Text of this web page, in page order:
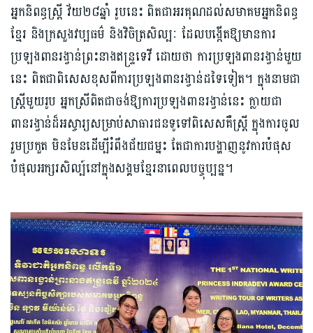
អ្នកនិពន្ធស្រ្តី វ័យ២៨ឆ្នាំ រូបនេះ ពិតជា​អរគុណ​ដល់​សមាគម​អ្នកនិពន្ធ
ខ្មែរ និង​ក្រសួងវប្បធម៌ និង​វិចិត្រ​សិល្បៈ ដែល​បង្កើត​ឱ្យ​មានការ​
ប្រឡងពានរង្វាន់​ព្រះនាងឥន្រ្ទទេវី ដោយថា ការប្រឡងពានរង្វាន់មួយ
នេះ ពិតជាពិសេសខុសពីការប្រឡងពានរង្វាន់ដទៃទៀត។ ក្នុងនាមជា
ស្ត្រីមួយរូប អ្នកស្រីពិតជាចង់ឱ្យការប្រឡងពានរង្វាន់នេះ ក្លាយជា
ពានរង្វាន់ដ៏អស្ចារ្យសម្រាប់សាធារជនទូទៅពិសេសគឺស្ត្រី ក្នុងការចូល
រួមប្រកួត មិនមែនដើម្បីរំពឹងជ័យជម្នះ តែជាការបង្ហាញនូវការបំផុស
បំផុលអក្សរសិល្ប៍នៅក្នុងសង្គមខ្មែរនាពេលបច្ចុប្បន្ន។